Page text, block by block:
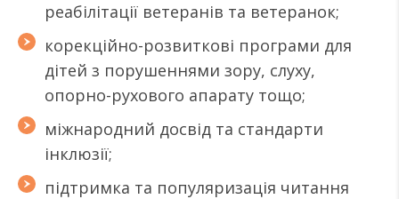
реабілітації ветеранів та ветеранок;
корекційно-розвиткові програми для
дітей з порушеннями зору, слуху,
опорно-рухового апарату тощо;
міжнародний досвід та стандарти
інклюзії;
підтримка та популяризація читання